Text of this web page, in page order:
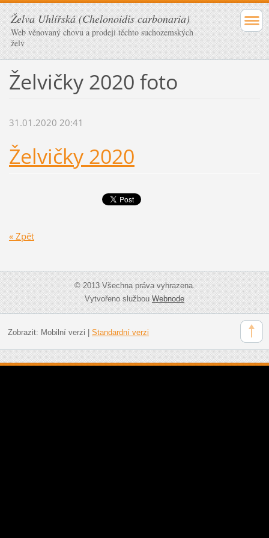
Želva Uhlířská (Chelonoidis carbonaria)
Web věnovaný chovu a prodeji těchto suchozemských
želv
Želvičky 2020 foto
31.01.2020 20:41
Želvičky 2020
« Zpět
© 2013 Všechna práva vyhrazena.
Vytvořeno službouWebnode
Zobrazit: Mobilní verzi Standardní verzi